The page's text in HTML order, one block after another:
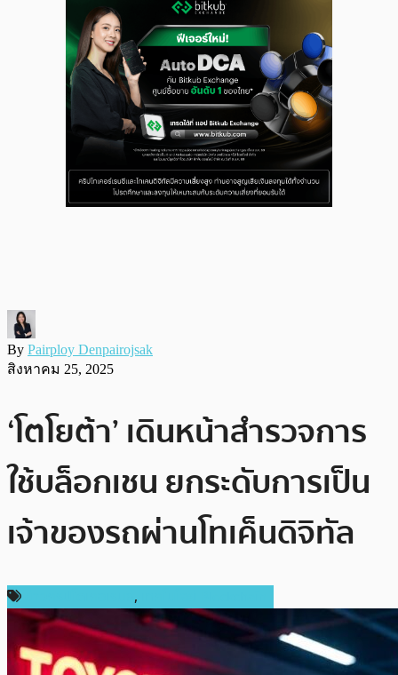
By Pairploy Denpairojsak
สิงหาคม 25, 2025
‘โตโยต้า’ เดินหน้าสำรวจการ
ใช้บล็อกเชน ยกระดับการเป็น
เจ้าของรถผ่านโทเค็นดิจิทัล
,